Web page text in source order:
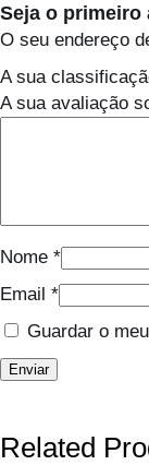
Seja o primeiro
O seu endereço
A sua
A sua avaliação
Nome *
Email *
Guardar o
Related